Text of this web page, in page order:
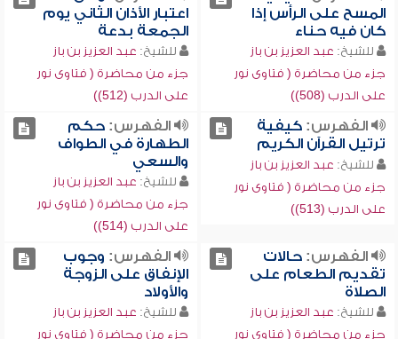
المسح على الرأس إذا
كان فيه حناء
للشيخ: عبد العزيز بن باز
جزء من محاضرة ( فتاوى نور
على الدرب (508))
اعتبار الأذان الثاني يوم
الجمعة بدعة
للشيخ: عبد العزيز بن باز
جزء من محاضرة ( فتاوى نور
على الدرب (512))
الفهرس:كيفية
ترتيل القرآن الكريم
للشيخ: عبد العزيز بن باز
جزء من محاضرة ( فتاوى نور
على الدرب (513))
الفهرس:حكم
الطهارة في الطواف
والسعي
للشيخ: عبد العزيز بن باز
جزء من محاضرة ( فتاوى نور
على الدرب (514))
الفهرس:حالات
تقديم الطعام على
الصلاة
للشيخ: عبد العزيز بن باز
جزء من محاضرة ( فتاوى نور
الفهرس: وجوب
الإنفاق على الزوجة
والأولاد
للشيخ: عبد العزيز بن باز
جزء من محاضرة ( فتاوى نور